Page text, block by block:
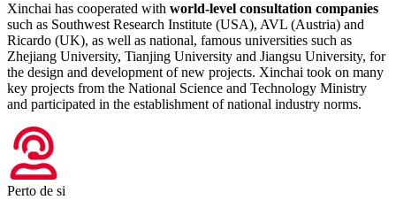
Xinchai has cooperated with world-level consultation companies
such as Southwest Research Institute (USA), AVL (Austria) and
Ricardo (UK), as well as national, famous universities such as
Zhejiang University, Tianjing University and Jiangsu University, for
the design and development of new projects. Xinchai took on many
key projects from the National Science and Technology Ministry
and participated in the establishment of national industry norms.
Perto de si